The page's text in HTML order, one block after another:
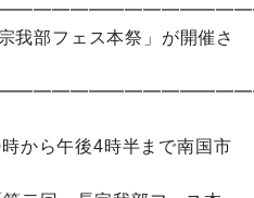
我部フェス本祭」が開催さ
から午後4時半まで南国市